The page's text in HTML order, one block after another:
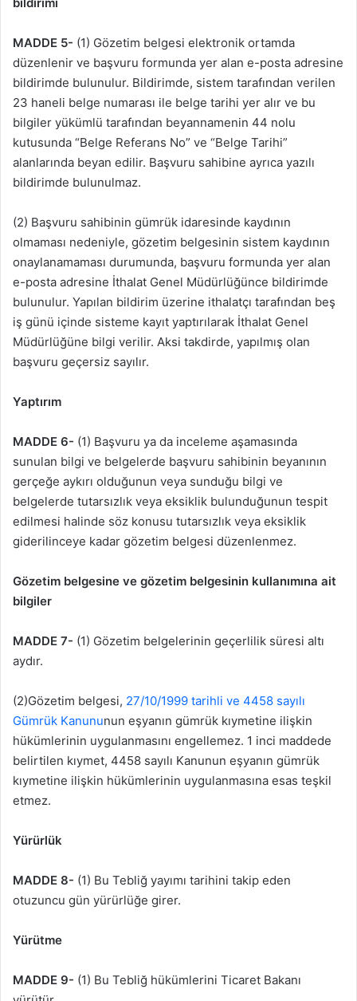
MADDE 5- (1) Gözetim belgesi elektronik ortamda
düzenlenir ve başvuru formunda yer alan e-posta adresine
bildirimde bulunulur. Bildirimde, sistem tarafından verilen
23 haneli belge numarası ile belge tarihi yer alır ve bu
bilgiler yükümlü tarafından beyannamenin 44 nolu
kutusunda “Belge Referans No” ve “Belge Tarihi”
alanlarında beyan edilir. Başvuru sahibine ayrıca yazılı
bildirimde bulunulmaz.
(2) Başvuru sahibinin gümrük idaresinde kaydının
olmaması nedeniyle, gözetim bel­gesinin sistem kaydının
onaylanamaması durumunda, başvuru formunda yer alan
e-posta ad­resine İthalat Genel Müdürlüğünce bildirimde
bulunulur. Yapılan bildirim üzerine ithalatçı ta­rafından beş
iş günü içinde sisteme kayıt yaptırılarak İthalat Genel
Müdürlüğüne bilgi verilir. Aksi takdirde, yapılmış olan
başvuru geçersiz sayılır.
Yaptırım
MADDE 6- (1) Başvuru ya da inceleme aşamasında
sunulan bilgi ve belgelerde başvuru sahibinin beyanının
gerçeğe aykırı olduğunun veya sunduğu bilgi ve
belgelerde tutarsızlık veya eksiklik bulunduğunun tespit
edilmesi halinde söz konusu tutarsızlık veya eksiklik
giderilinceye kadar gözetim belgesi düzenlenmez.
Gözetim belgesine ve gözetim belgesinin kullanımına ait
bilgiler
MADDE 7- (1) Gözetim belgelerinin geçerlilik süresi altı
aydır.
(2)Gözetim belgesi, 27/10/1999 tarihli ve 4458 sayılı
Gümrük Kanununun eşyanın gümrük kıymetine ilişkin
hükümlerinin uygulanmasını engellemez. 1 inci maddede
belirtilen kıymet, 4458 sayılı Kanunun eşyanın gümrük
kıymetine ilişkin hükümlerinin uygulanmasına esas teşkil
etmez.
Yürürlük
MADDE 8- (1) Bu Tebliğ yayımı tarihini takip eden
otuzuncu gün yürürlüğe girer.
Yürütme
MADDE 9- (1) Bu Tebliğ hükümlerini Ticaret Bakanı